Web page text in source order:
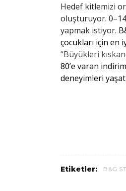
Hedef kitlemizi
oluşturuyor. 0–14
yapmak istiyor.
çocukları için en
“Büyükleri
80’e varan
deneyimleri
Etiketler: B&G